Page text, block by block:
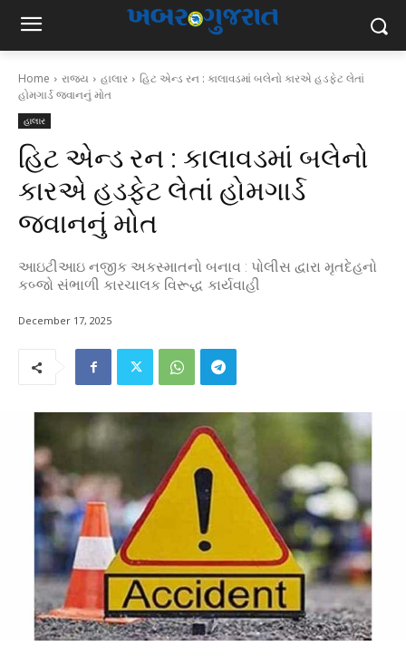
Home રાજ્ય હાલાર
હિટ એન્ડ રન : કાલાવડમાં બલેનો કારએ હડફેટ લેતાં
હોમગાર્ડ જવાનનું મોત
હાલાર
હિટ એન્ડ રન : કાલાવડમાં બલેનો
કારએ હડફેટ લેતાં હોમગાર્ડ
જવાનનું મોત
આઇટીઆઇ નજીક અકસ્માતનો બનાવ : પોલીસ દ્વારા મૃતદેહનો
કબ્જો સંભાળી કારચાલક વિરૂદ્ધ કાર્યવાહી
December 17, 2025